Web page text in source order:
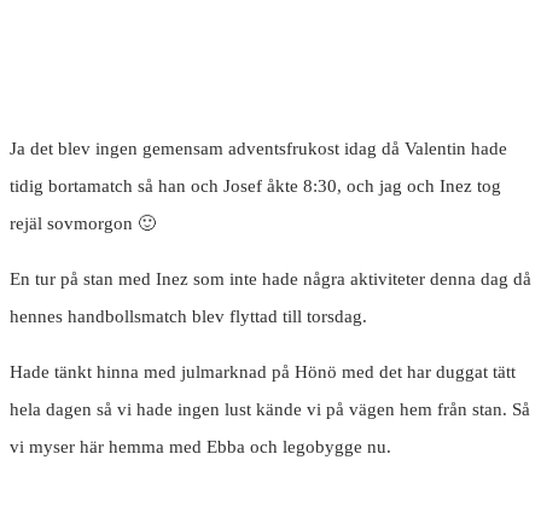
Ja det blev ingen gemensam adventsfrukost idag då Valentin hade
tidig bortamatch så han och Josef åkte 8:30, och jag och Inez tog
rejäl sovmorgon 🙂
En tur på stan med Inez som inte hade några aktiviteter denna dag då
hennes handbollsmatch blev flyttad till torsdag.
Hade tänkt hinna med julmarknad på Hönö med det har duggat tätt
hela dagen så vi hade ingen lust kände vi på vägen hem från stan. Så
vi myser här hemma med Ebba och legobygge nu.